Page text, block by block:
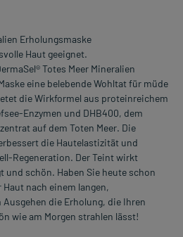
Erholungsmaske
Haut geeignet.
Totes Meer Mineralien
eine belebende Wohltat für müde
die Wirkformel aus proteinreichem
Enzymen und DHB400, dem
auf dem Toten Meer. Die
die Hautelastizität und
Regeneration. Der Teint wirkt
schön. Haben Sie heute schon
nach einem langen,
die Erholung, die Ihren
wie am Morgen strahlen lässt!